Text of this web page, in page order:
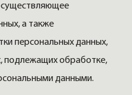
а также
персональных данных,
подлежащих обработке,
данными.